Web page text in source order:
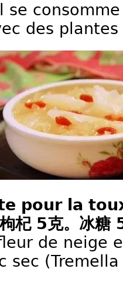
se
des
pour la
杞 5克。冰糖
de neige
sec